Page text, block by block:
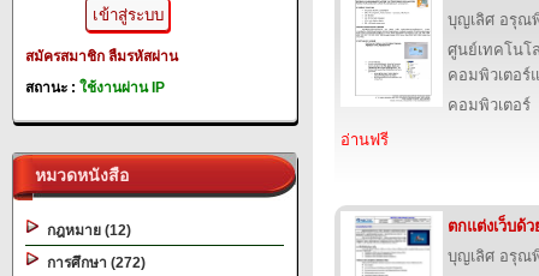
สมัครสมาชิก ลืมรหัสผ่าน
สถานะ : ใช้งานผ่าน IP
หมวดหนังสือ
กฎหมาย (12)
การศึกษา (272)
บุญเลิศ อรุณ
ศูนย์เทคโนโ
คอมพิวเตอร์
คอมพิวเตอร์
อ่านฟรี
ตกแต่งเว็บด้
บุญเลิศ อรุณ